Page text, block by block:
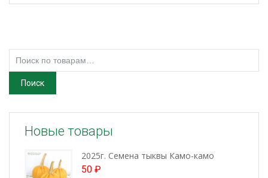
Искать:
Поиск
Новые товары
2025г. Семена тыквы Камо-камо
50 ₽